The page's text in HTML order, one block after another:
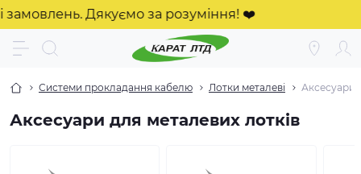
Дякуємо за розуміння! ❤️
Системи прокладання кабелю Лотки металеві Аксесуари
Аксесуари для металевих лотків